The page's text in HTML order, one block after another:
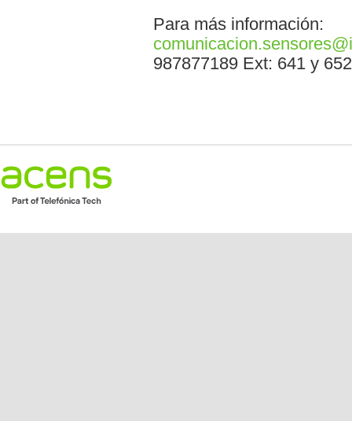
Para más información:
987877189 Ext: 641 y 652